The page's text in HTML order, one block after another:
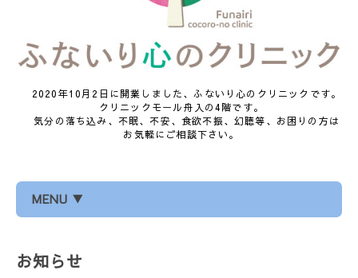
2020年10月2日に開業しました、ふないり心のクリニックです。
クリニックモール舟入の4階です。
気分の落ち込み、不眠、不安、食欲不振、幻聴等、お困りの方は
お気軽にご相談下さい。
MENU ▼
お知らせ